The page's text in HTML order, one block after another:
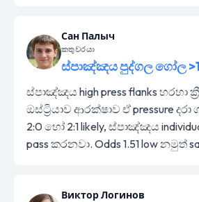
Сан Палыч
කතුවරයා
ස්පාඤ්ඤය පුද්ගල ගෝල
ස්පාඤ්ඤය high press flanks හරහා
ඔස්ට්‍රියාව ආරක්ෂාව ඒ pressure
2:0 හෝ 2:1 likely, ස්පාඤ්ඤය
pass කරනවා. Odds 1.51 low නමුත්
Виктор Логинов